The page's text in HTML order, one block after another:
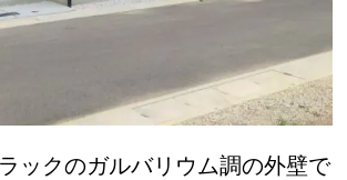
ックのガルバリウム調の外壁で